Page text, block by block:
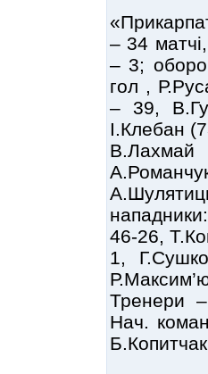
– 34
– 3;
гол ,
– 39,
І.Клебан
46-26,
1,
Тренери
Нач.